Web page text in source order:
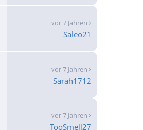
vor 7 Jahren
Saleo21
vor 7 Jahren
Sarah1712
vor 7 Jahren
TooSmell27